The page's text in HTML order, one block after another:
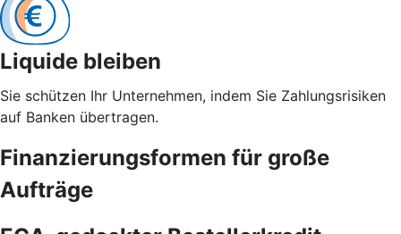
Liquide bleiben
Sie schützen Ihr Unternehmen, indem Sie Zahlungsrisiken
auf Banken übertragen.
Finanzierungsformen für große
Aufträge